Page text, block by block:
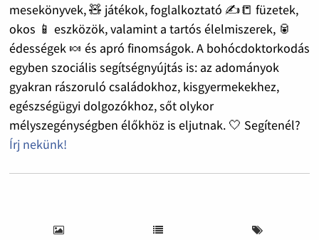
mesekönyvek, 🧸 játékok, foglalkoztató ✍️📒 füzetek,
okos 📱 eszközök, valamint a tartós élelmiszerek, 🥫
édességek 🍬 és apró finomságok. A bohócdoktorkodás
egyben szociális segítségnyújtás is: az adományok
gyakran rászoruló családokhoz, kisgyermekekhez,
egészségügyi dolgozókhoz, sőt olykor
mélyszegénységben élőkhöz is eljutnak. 🤍 Segítenél?
Írj nekünk!